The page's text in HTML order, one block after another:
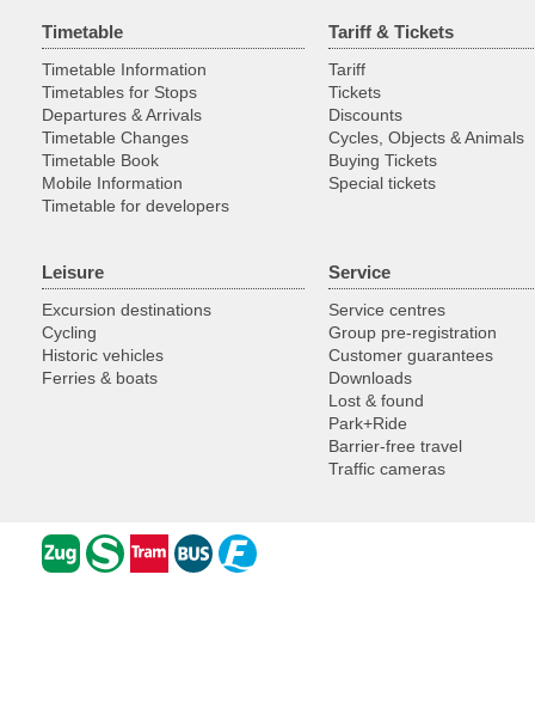
Timetable
Timetable Information
Timetables for Stops
Departures & Arrivals
Timetable Changes
Timetable Book
Mobile Information
Timetable for developers
Tariff & Tickets
Tariff
Tickets
Discounts
Cycles, Objects & Animals
Buying Tickets
Special tickets
Leisure
Excursion destinations
Cycling
Historic vehicles
Ferries & boats
Service
Service centres
Group pre-registration
Customer guarantees
Downloads
Lost & found
Park+Ride
Barrier-free travel
Traffic cameras